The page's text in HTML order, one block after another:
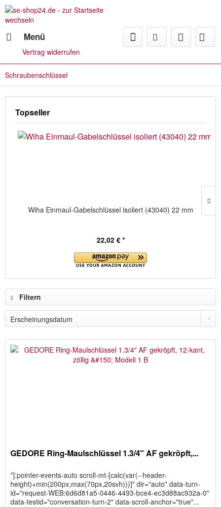
Menü
Vertrag widerrufen
Schraubenschlüssel
Topseller
Wiha Einmaul-Gabelschlüssel isoliert (43040) 22 mm
22,02 € *
Filtern
GEDORE Ring-Maulschlüssel 1.3/4" AF gekröpft,...
*]:pointer-events-auto scroll-mt-[calc(var(--header-
height)+min(200px,max(70px,20svh)))]" dir="auto" data-turn-
id="request-WEB:6d6d81a5-0446-4493-bce4-ec3d88ac932a-0"
data-testid="conversation-turn-2" data-scroll-anchor="true"...